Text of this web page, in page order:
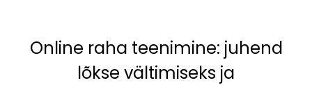
Nõuete loovutamise
tingimused
Online raha teenimine: juhend
lõkse vältimiseks ja